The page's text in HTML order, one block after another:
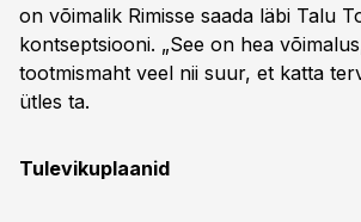
on võimalik Rimisse saada läbi Talu
kontseptsiooni. „See on hea
tootmismaht veel nii suur, et katta
ütles ta.
Tulevikuplaanid